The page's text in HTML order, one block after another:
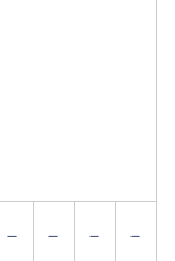
－ － － －